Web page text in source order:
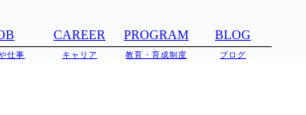
仕事
CAREER
キャリア
PROGRAM
教育・育成制度
BLOG
ブログ